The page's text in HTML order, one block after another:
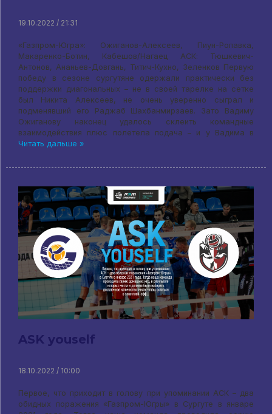
19.10.2022 / 21:31
«Газпром-Югра»: Ожиганов-Алексеев, Пиун-Ропавка,
Макаренко-Ботин, Кабешов/Нагаец АСК: Тюшкевич-
Антонов, Ананьев-Довгань, Титич-Кухно, Зеленков Первую
победу в сезоне сургутяне одержали практически без
поддержки диагональных – не в своей тарелке на сетке
был Никита Алексеев, не очень уверенно сыграл и
подменявший его Раджаб Шахбанмирзаев. Зато Вадиму
Ожиганову наконец удалось склеить командные
взаимодействия плюс полетела подача – и у Вадима в
Читать дальше »
ASK youself
18.10.2022 / 10:00
Первое, что приходит в голову при упоминании АСК – два
обидных поражения «Газпром-Югры» в Сургуте в январе